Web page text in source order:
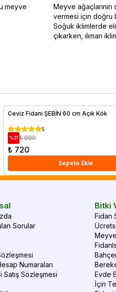
meyve
Meyve ağaçlarının
vermesi için doğru
Soğuk iklimlerde
çıkarken, ılıman
verimli ve sağlıklı
Ceviz Fidanı ŞEBİN 60 cm Açık Kök
5
%27 ₺ 990
₺ 720
Sepete Ekle
Sorular
Numaraları
Satış Sözleşmesi
Bitki
Fidan
Evde
İçin